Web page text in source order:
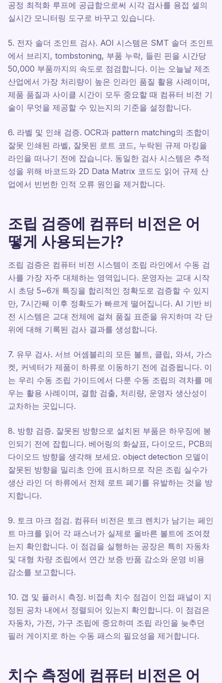
공정 최적화 루프에 공급함으로써 시각 검사를 용접 셀의
실시간 모니터링 도구로 바꾸고 있습니다.
5. 전자 솔더 조인트 검사. AOI 시스템은 SMT 솔더 조인트
에서 브리지, tombstoning, 부품 누락, 들린 핀을 시간당
50,000 부품까지의 속도로 점검합니다. 이는 오늘날 제조
산업에서 가장 처리량이 높은 인라인 품질 활용 사례이며,
제품 품질과 사이클 시간이 모두 중요할 때 컴퓨터 비전 기
술이 무엇을 제공할 수 있는지의 기준을 설정합니다.
6. 라벨 및 인쇄 검증. OCR과 pattern matching의 조합이
잘못 인쇄된 라벨, 잘못된 로트 코드, 누락된 규제 마킹을
라인을 떠나기 전에 잡습니다. 동일한 검사 시스템은 추적
성을 위해 바코드와 2D Data Matrix 코드도 읽어 규제 산
업에서 빈번한 인적 오류 원인을 제거합니다.
조립 검증에 컴퓨터 비전은 어
떻게 사용되는가?
조립 검증은 컴퓨터 비전 시스템이 조립 라인에서 수동 검
사를 가장 자주 대체하는 영역입니다. 운영자는 교대 시작
시 초당 5~6개 특징을 합리적인 정확도로 검증할 수 있지
만, 7시간째 이후 정확도가 빠르게 떨어집니다. AI 기반 비
전 시스템은 교대 전체에 걸쳐 품질 표준을 유지하며 각 단
위에 대해 기록된 검사 결과를 생성합니다.
7. 유무 검사. 서브 어셈블리의 모든 볼트, 클립, 와셔, 가스
켓, 커넥터가 제품이 하류로 이동하기 전에 검증됩니다. 이
는 우리 수동 조립 가이드에서 다룬 수동 조립의 격차를 메
우는 활용 사례이며, 결함 검출, 처리량, 운영자 생산성이
교차하는 곳입니다.
8. 방향 검증. 잘못된 방향으로 설치된 부품은 하우징에 봉
인되기 전에 잡힙니다. 베어링의 화살표, 다이오드, PCB의
다이오드 방향을 생각해 보세요. object detection 모델이
잘못된 방향을 밀리초 안에 표시하므로 작은 조립 실수가
생산 라인 더 하류에서 전체 로트 폐기를 유발하는 것을 방
지합니다.
9. 토크 마크 점검. 컴퓨터 비전은 토크 렌치가 남기는 페인
트 마크를 읽어 각 패스너가 실제로 올바른 볼트에 조여졌
는지 확인합니다. 이 점검을 실행하는 공장은 특히 자동차
및 대형 차량 조립에서 연간 보증 반품 감소와 운영 비용
감소를 보고합니다.
10. 갭 및 플러시 측정. 비접촉 치수 점검이 인접 패널이 지
정된 공차 내에서 정렬되어 있는지 확인합니다. 이 점검은
자동차, 가전, 가구 조립에 중요하며 조립 라인을 늦추던
필러 게이지로 하는 수동 패스의 필요성을 제거합니다.
치수 측정에 컴퓨터 비전은 어